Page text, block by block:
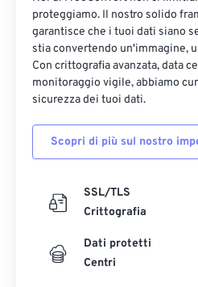
proteggiamo. Il nostro solido
garantisce che i tuoi dati siano
stia convertendo un'immagine,
Con crittografia avanzata, data
monitoraggio vigile, abbiamo
sicurezza dei tuoi dati.
Scopri di più sul nostro
SSL/TLS
Crittografia
Dati protetti
Centri